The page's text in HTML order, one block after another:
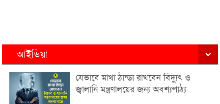
আইডিয়া
যেভাবে মাথা ঠান্ডা রাখবেন বিদ্যুৎ ও
জ্বালানি মন্ত্রণালয়ের জন্য অবশ্যপাঠ্য